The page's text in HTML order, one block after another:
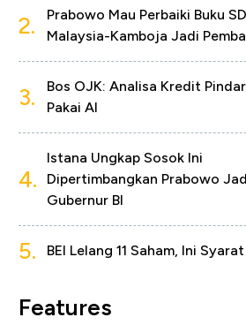
2.
Prabowo Mau Perbaiki Buku
Malaysia-Kamboja Jadi
3.
Bos OJK: Analisa Kredit
Pakai AI
4.
Istana Ungkap Sosok Ini
Dipertimbangkan Prabowo
Gubernur BI
5. BEI Lelang 11 Saham, Ini
Features